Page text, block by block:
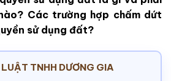
Các trường hợp chấm dứt
sử dụng đất?
TNHH DƯƠNG GIA